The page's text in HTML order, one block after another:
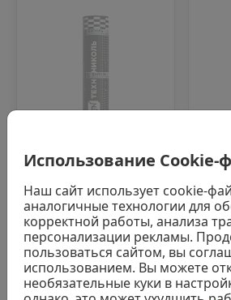
Нет в наличии
0
Материал
кровельный Биполь
ТКП, сланец серый,
1х10 м
Последняя цена
Использование Cookie-
Наш сайт использует cookie-
аналогичные технологии для
корректной работы, анализа
персонализации рекламы.
пользоваться сайтом, вы
использованием. Вы можете
необязательные куки в